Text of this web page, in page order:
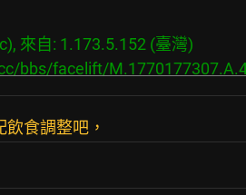
來自: 1.173.5.152 (臺灣)
bbs/facelift/
食調整吧，